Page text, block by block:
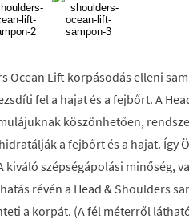
Ocean Lift korpásodás elleni
fel a hajat és a fejbőrt. A
köszönhetően,
a fejbőrt és a hajat. Így
kiváló szépségápolási minőség,
révén a Head & Shoulders
a korpát. (A fél méterről